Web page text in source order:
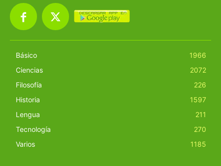
Básico
1966
Ciencias
2072
Filosofía
226
Historia
1597
Lengua
211
Tecnología
270
Varios
1185